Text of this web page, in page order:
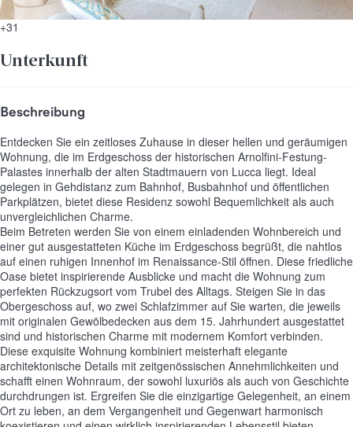
+31
Unterkunft
Beschreibung
Entdecken Sie ein zeitloses Zuhause in dieser hellen und geräumigen
Wohnung, die im Erdgeschoss der historischen Arnolfini-Festung-
Palastes innerhalb der alten Stadtmauern von Lucca liegt. Ideal
gelegen in Gehdistanz zum Bahnhof, Busbahnhof und öffentlichen
Parkplätzen, bietet diese Residenz sowohl Bequemlichkeit als auch
unvergleichlichen Charme.
Beim Betreten werden Sie von einem einladenden Wohnbereich und
einer gut ausgestatteten Küche im Erdgeschoss begrüßt, die nahtlos
auf einen ruhigen Innenhof im Renaissance-Stil öffnen. Diese friedliche
Oase bietet inspirierende Ausblicke und macht die Wohnung zum
perfekten Rückzugsort vom Trubel des Alltags. Steigen Sie in das
Obergeschoss auf, wo zwei Schlafzimmer auf Sie warten, die jeweils
mit originalen Gewölbedecken aus dem 15. Jahrhundert ausgestattet
sind und historischen Charme mit modernem Komfort verbinden.
Diese exquisite Wohnung kombiniert meisterhaft elegante
architektonische Details mit zeitgenössischen Annehmlichkeiten und
schafft einen Wohnraum, der sowohl luxuriös als auch von Geschichte
durchdrungen ist. Ergreifen Sie die einzigartige Gelegenheit, an einem
Ort zu leben, an dem Vergangenheit und Gegenwart harmonisch